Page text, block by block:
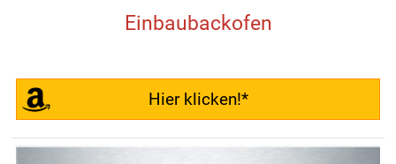
Einbaubackofen
Hier klicken!*